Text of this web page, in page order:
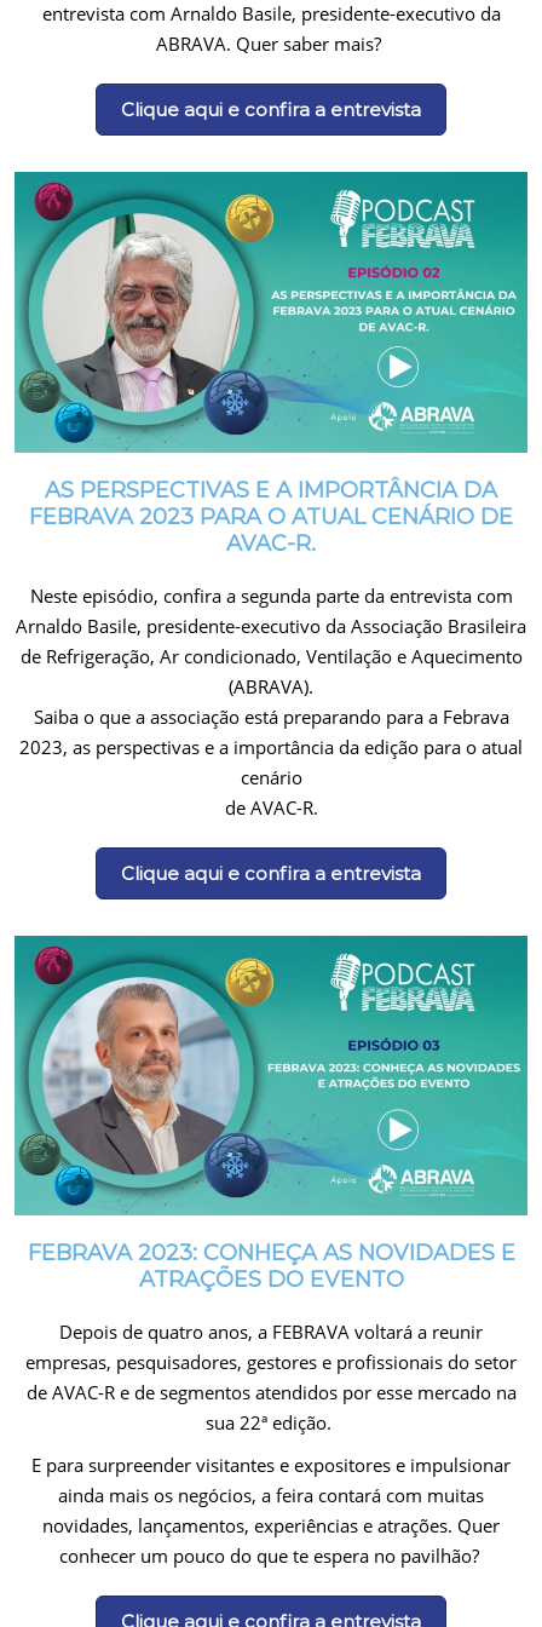
entrevista com Arnaldo Basile, presidente-executivo da
ABRAVA. Quer saber mais?
Clique aqui e confira a entrevista
AS PERSPECTIVAS E A IMPORTÂNCIA DA
FEBRAVA 2023 PARA O ATUAL CENÁRIO DE
AVAC-R.
Neste episódio, confira a segunda parte da entrevista com
Arnaldo Basile, presidente-executivo da Associação Brasileira
de Refrigeração, Ar condicionado, Ventilação e Aquecimento
(ABRAVA).
Saiba o que a associação está preparando para a Febrava
2023, as perspectivas e a importância da edição para o atual
cenário
de AVAC-R.
Clique aqui e confira a entrevista
FEBRAVA 2023: CONHEÇA AS NOVIDADES E
ATRAÇÕES DO EVENTO
Depois de quatro anos, a FEBRAVA voltará a reunir
empresas, pesquisadores, gestores e profissionais do setor
de AVAC-R e de segmentos atendidos por esse mercado na
sua 22ª edição.
E para surpreender visitantes e expositores e impulsionar
ainda mais os negócios, a feira contará com muitas
novidades, lançamentos, experiências e atrações. Quer
conhecer um pouco do que te espera no pavilhão?
Clique aqui e confira a entrevista